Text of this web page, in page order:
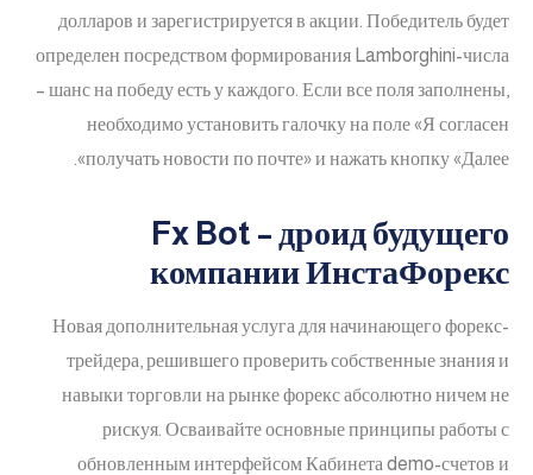
долларов и зарегистрируется в акции. Победитель будет
определен посредством формирования Lamborghini-числа
– шанс на победу есть у каждого. Если все поля заполнены,
необходимо установить галочку на поле «Я согласен
получать новости по почте» и нажать кнопку «Далее».
Fx Bot – дроид будущего
компании ИнстаФорекс
Новая дополнительная услуга для начинающего форекс-
трейдера, решившего проверить собственные знания и
навыки торговли на рынке форекс абсолютно ничем не
рискуя. Осваивайте основные принципы работы с
обновленным интерфейсом Кабинета demo-счетов и